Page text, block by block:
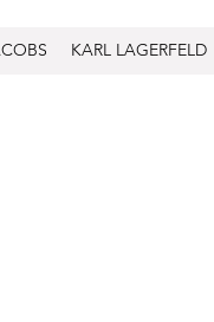
KARL LAGERFELD